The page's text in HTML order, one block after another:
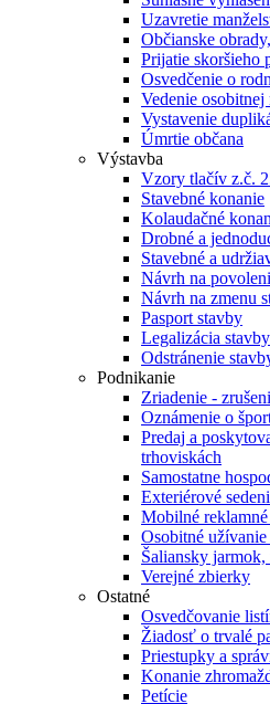
Uzavretie
Občianske
Prijatie skoršieho
Osvedčenie o
Vedenie
Vystavenie
Úmrtie občana
Výstavba
Vzory tlačív z.č.
Stavebné konanie
Kolaudačné
Drobné a
Stavebné a
Návrh na
Návrh na zmenu
Pasport stavby
Legalizácia stavby
Odstránenie
Podnikanie
Zriadenie -
Oznámenie o
Predaj a
trhoviskách
Samostatne
Exteriérové
Mobilné
Osobitné
Šaliansky
Verejné zbierky
Ostatné
Osvedčovanie
Žiadosť o trvalé
Priestupky a
Konanie
Petície